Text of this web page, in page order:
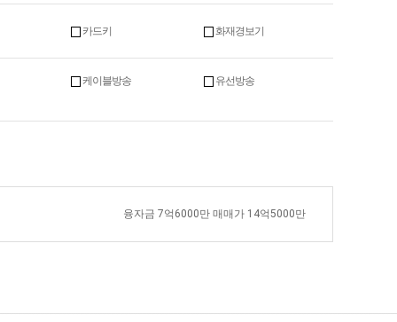
카드키 화재경보기
케이블방송 유선방송
융자금 7억6000만 매매가 14억5000만